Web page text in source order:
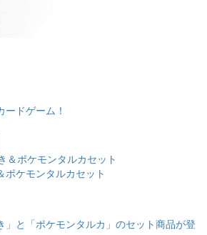
ドゲーム！
ポケモンタルカセット
」と「ポケモンタルカ」のセット商品が登